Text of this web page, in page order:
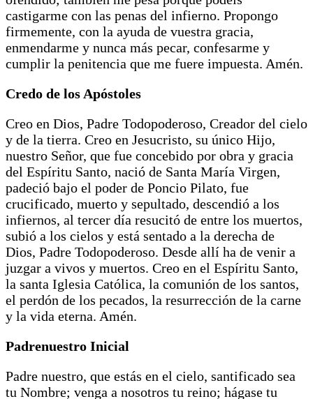
castigarme con las penas del infierno. Propongo
firmemente, con la ayuda de vuestra gracia,
enmendarme y nunca más pecar, confesarme y
cumplir la penitencia que me fuere impuesta. Amén.
Credo de los Apóstoles
Creo en Dios, Padre Todopoderoso, Creador del cielo
y de la tierra. Creo en Jesucristo, su único Hijo,
nuestro Señor, que fue concebido por obra y gracia
del Espíritu Santo, nació de Santa María Virgen,
padeció bajo el poder de Poncio Pilato, fue
crucificado, muerto y sepultado, descendió a los
infiernos, al tercer día resucitó de entre los muertos,
subió a los cielos y está sentado a la derecha de
Dios, Padre Todopoderoso. Desde allí ha de venir a
juzgar a vivos y muertos. Creo en el Espíritu Santo,
la santa Iglesia Católica, la comunión de los santos,
el perdón de los pecados, la resurrección de la carne
y la vida eterna. Amén.
Padrenuestro Inicial
Padre nuestro, que estás en el cielo, santificado sea
tu Nombre; venga a nosotros tu reino; hágase tu